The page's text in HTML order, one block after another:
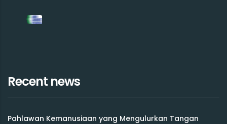
Recent news
Pahlawan Kemanusiaan yang Mengulurkan Tangan